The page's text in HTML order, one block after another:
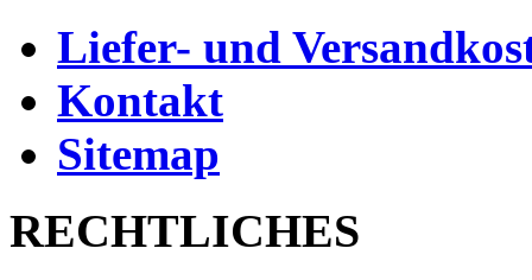
Liefer- und
Kontakt
Sitemap
RECHTLICHES